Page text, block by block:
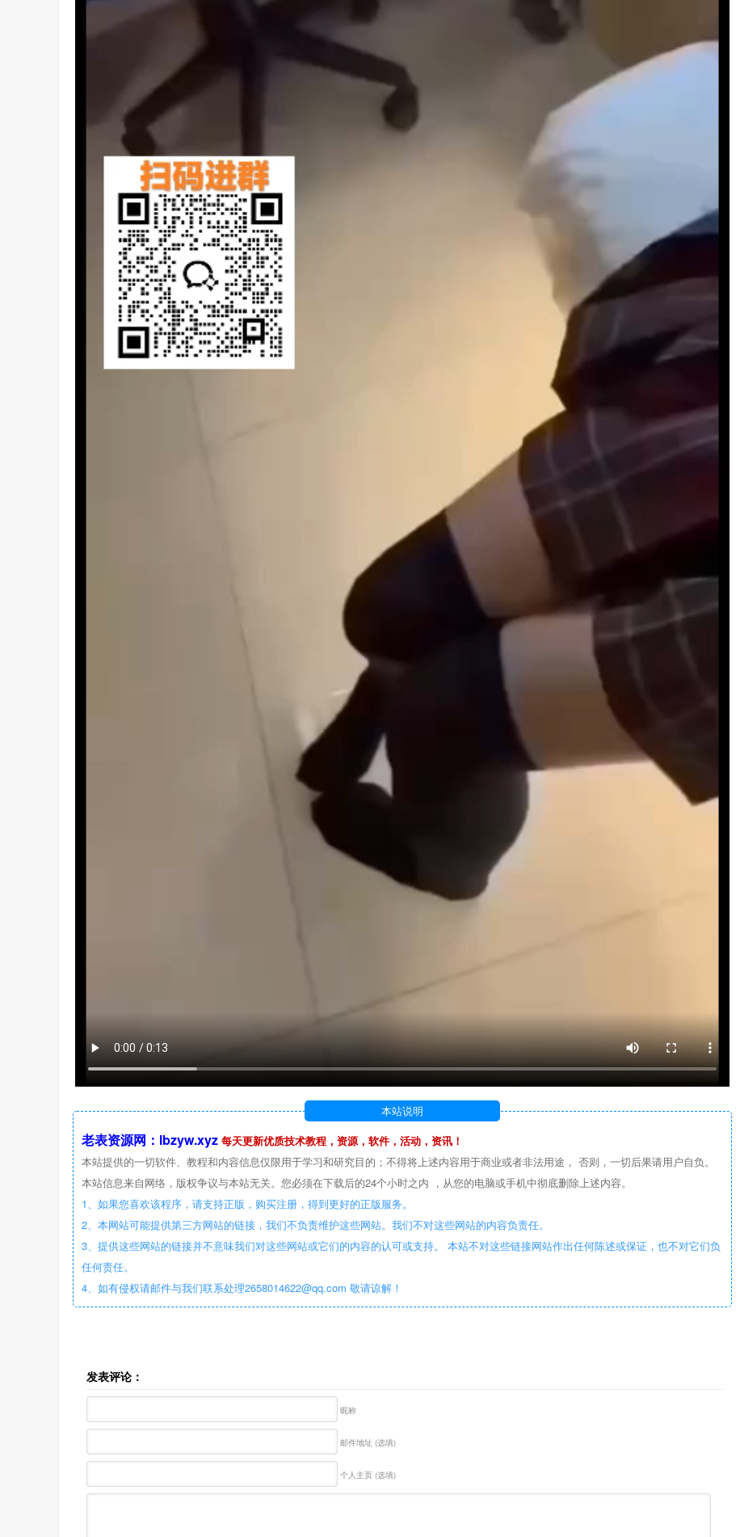
本站说明
老表资源网：lbzyw.xyz 每天更新优质技术教程，资源，软件，活动，资讯！
本站提供的一切软件、教程和内容信息仅限用于学习和研究目的；不得将上述内容用于商业或者非法用途， 否则，一切后果请用户自负。
本站信息来自网络，版权争议与本站无关。您必须在下载后的24个小时之内 ，从您的电脑或手机中彻底删除上述内容。
1、如果您喜欢该程序，请支持正版，购买注册，得到更好的正版服务。
2、本网站可能提供第三方网站的链接，我们不负责维护这些网站。我们不对这些网站的内容负责任。
3、提供这些网站的链接并不意味我们对这些网站或它们的内容的认可或支持。 本站不对这些链接网站作出任何陈述或保证，也不对它们负
任何责任。
4、如有侵权请邮件与我们联系处理2658014622@qq.com 敬请谅解！
发表评论：
昵称
邮件地址 (选填)
个人主页 (选填)